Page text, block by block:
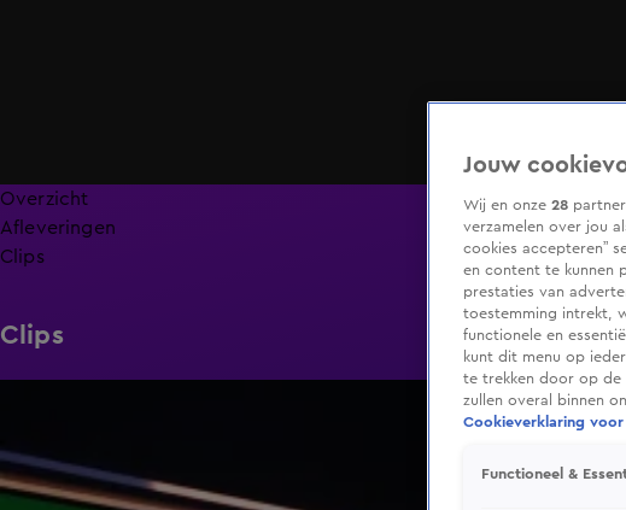
Overzicht
Afleveringen
Clips
Clips
Jouw
Wij en onze 28
verzamelen over jou
cookies accepteren”
en content te kunnen
prestaties van
toestemming intrekt,
functionele en
kunt dit menu op
te trekken door op de
zullen overal binnen
Cookieverklaring
Functioneel &